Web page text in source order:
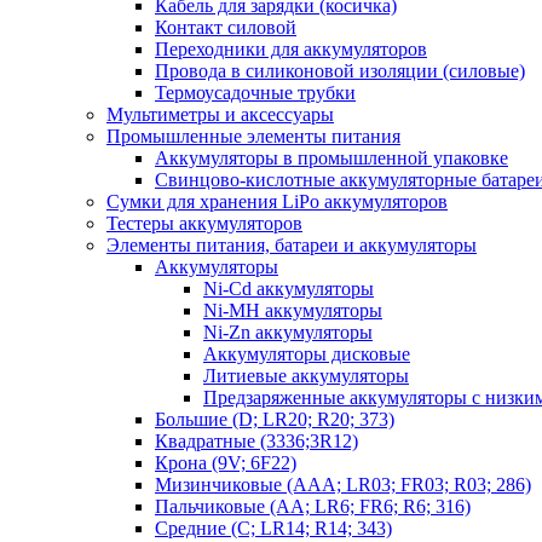
Кабель для зарядки (косичка)
Контакт силовой
Переходники для аккумуляторов
Провода в силиконовой изоляции (силовые)
Термоусадочные трубки
Мультиметры и аксессуары
Промышленные элементы питания
Аккумуляторы в промышленной упаковке
Свинцово-кислотные аккумуляторные
Сумки для хранения LiPo аккумуляторов
Тестеры аккумуляторов
Элементы питания, батареи и аккумуляторы
Аккумуляторы
Ni-Cd аккумуляторы
Ni-MH аккумуляторы
Ni-Zn аккумуляторы
Аккумуляторы дисковые
Литиевые аккумуляторы
Предзаряженные аккумуляторы с
Большие (D; LR20; R20; 373)
Квадратные (3336;3R12)
Крона (9V; 6F22)
Мизинчиковые (AAA; LR03; FR03; R03; 286)
Пальчиковые (AA; LR6; FR6; R6; 316)
Средние (C; LR14; R14; 343)